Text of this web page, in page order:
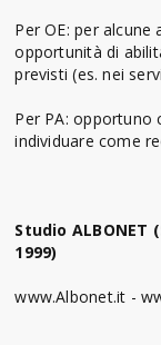
Per OE: per
opportunità di
previsti (es. nei
Per PA: opportuno
individuare come
Studio
1999)
www.Albonet.it -